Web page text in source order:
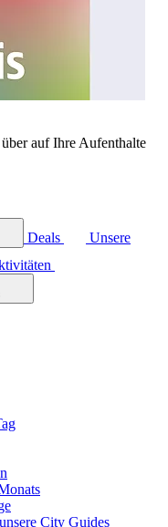
über auf Ihre Aufenthalte
Deals
Unsere
City Guides